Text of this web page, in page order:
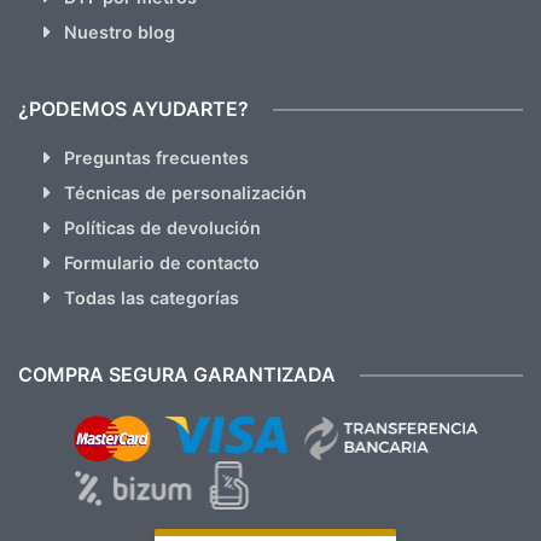
Nuestro blog
¿PODEMOS AYUDARTE?
Preguntas frecuentes
Técnicas de personalización
Políticas de devolución
Formulario de contacto
Todas las categorías
COMPRA SEGURA GARANTIZADA